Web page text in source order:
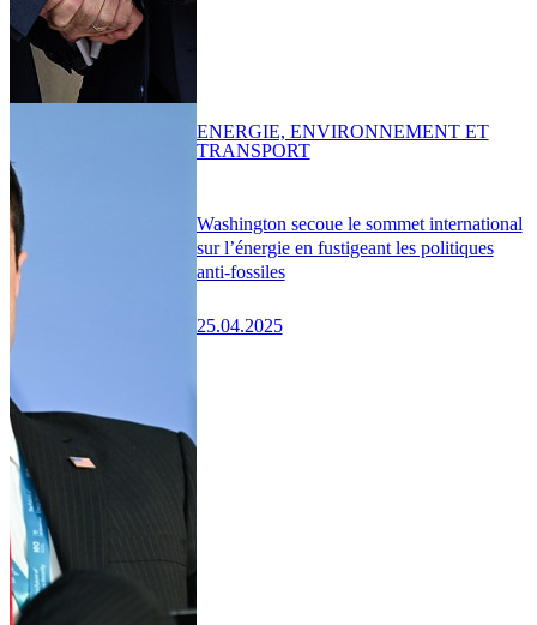
Washington secoue le sommet international
sur l’énergie en fustigeant les politiques
anti-fossiles
25.04.2025
ENERGIE, ENVIRONNEMENT ET
TRANSPORT